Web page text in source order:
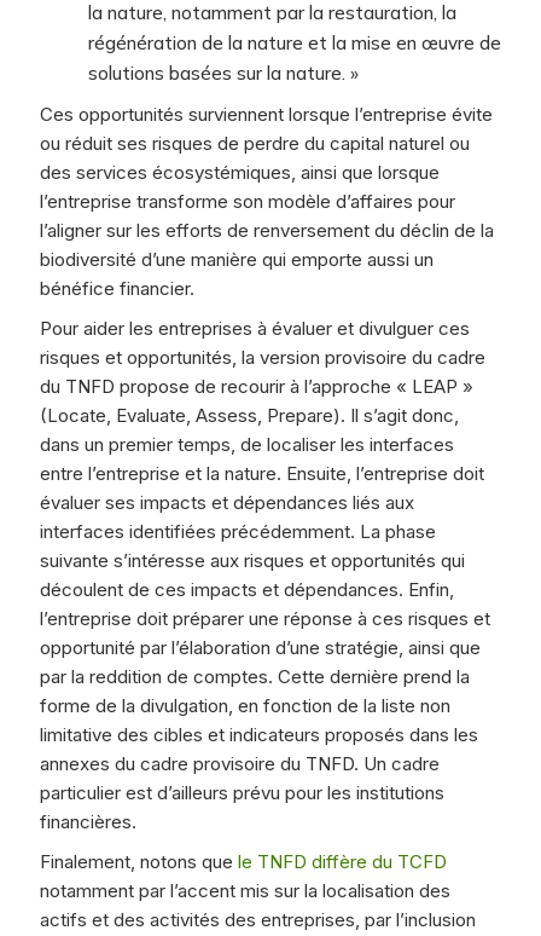
la nature, notamment par la restauration, la
régénération de la nature et la mise en œuvre de
solutions basées sur la nature. »
Ces opportunités surviennent lorsque l’entreprise évite
ou réduit ses risques de perdre du capital naturel ou
des services écosystémiques, ainsi que lorsque
l’entreprise transforme son modèle d’affaires pour
l’aligner sur les efforts de renversement du déclin de la
biodiversité d’une manière qui emporte aussi un
bénéfice financier.
Pour aider les entreprises à évaluer et divulguer ces
risques et opportunités, la version provisoire du cadre
du TNFD propose de recourir à l’approche « LEAP »
(Locate, Evaluate, Assess, Prepare). Il s’agit donc,
dans un premier temps, de localiser les interfaces
entre l’entreprise et la nature. Ensuite, l’entreprise doit
évaluer ses impacts et dépendances liés aux
interfaces identifiées précédemment. La phase
suivante s’intéresse aux risques et opportunités qui
découlent de ces impacts et dépendances. Enfin,
l’entreprise doit préparer une réponse à ces risques et
opportunité par l’élaboration d’une stratégie, ainsi que
par la reddition de comptes. Cette dernière prend la
forme de la divulgation, en fonction de la liste non
limitative des cibles et indicateurs proposés dans les
annexes du cadre provisoire du TNFD. Un cadre
particulier est d’ailleurs prévu pour les institutions
financières.
Finalement, notons que le TNFD diffère du TCFD
notamment par l’accent mis sur la localisation des
actifs et des activités des entreprises, par l’inclusion